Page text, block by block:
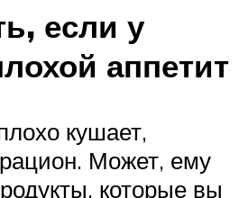
если у
аппетит
кушает,
Может, ему
которые вы